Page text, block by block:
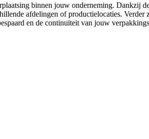
binnen jouw onderneming. Dankzij
afdelingen of productielocaties. Verder
en de continuïteit van jouw